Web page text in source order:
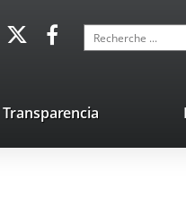
Enlace
aplicación
externa.
Enlace
aplicación
externa.
Recherche
Transparencia